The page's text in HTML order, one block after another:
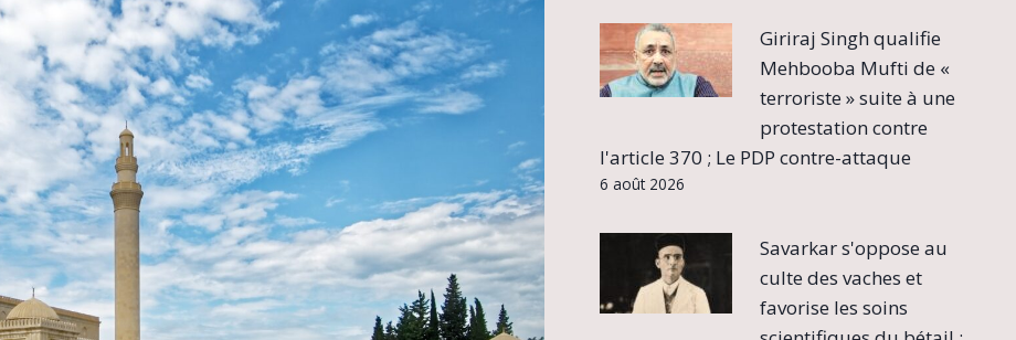
Giriraj Singh qualifie
Mehbooba Mufti de «
terroriste » suite à une
protestation contre
l'article 370 ; Le PDP contre-attaque
6 août 2026
Savarkar s'oppose au
culte des vaches et
favorise les soins